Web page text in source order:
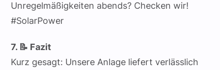
Unregelmäßigkeiten abends? Checken wir!
#SolarPower
7. 📝 Fazit
Kurz gesagt: Unsere Anlage liefert verlässlich